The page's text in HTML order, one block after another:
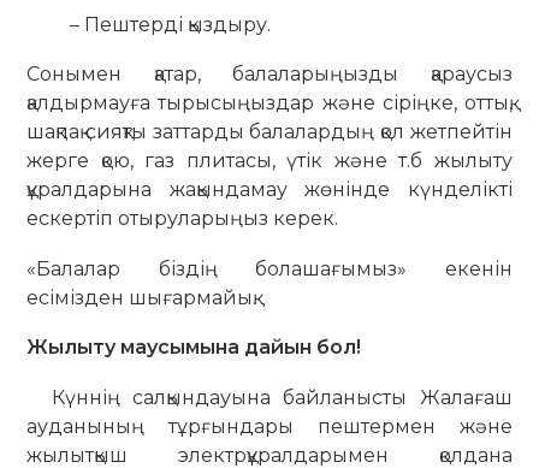
– Пештерді қыздыру.
Сонымен қатар, балаларыңызды қараусыз
қалдырмауға тырысыңыздар және сіріңке, оттық,
шақпақ сияқты заттарды балалардың қол жетпейтін
жерге қою, газ плитасы, үтік және т.б жылыту
құралдарына жақындамау жөнінде күнделікті
ескертіп отыруларыңыз керек.
«Балалар біздің болашағымыз» екенін
есімізден шығармайық.
Жылыту маусымына дайын бол!
Күннің салқындауына байланысты Жалағаш
ауданының тұрғындары пештермен және
жылытқыш электрқұралдарымен қолдана